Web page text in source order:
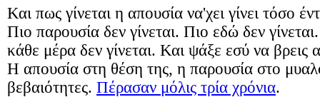
Και πως γίνεται η απουσία να'χει γίνει τόσο
Πιο παρουσία δεν γίνεται. Πιο εδώ δεν
κάθε μέρα δεν γίνεται. Και ψάξε εσύ να βρεις
Η απουσία στη θέση της, η παρουσία στο
βεβαιότητες. Πέρασαν μόλις τρία χρόνια.